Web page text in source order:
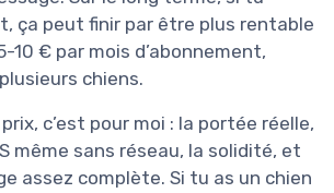
ça peut finir par être plus rentable
10 € par mois d’abonnement,
chiens.
c’est pour moi : la portée réelle,
même sans réseau, la solidité, et
assez complète. Si tu as un chien